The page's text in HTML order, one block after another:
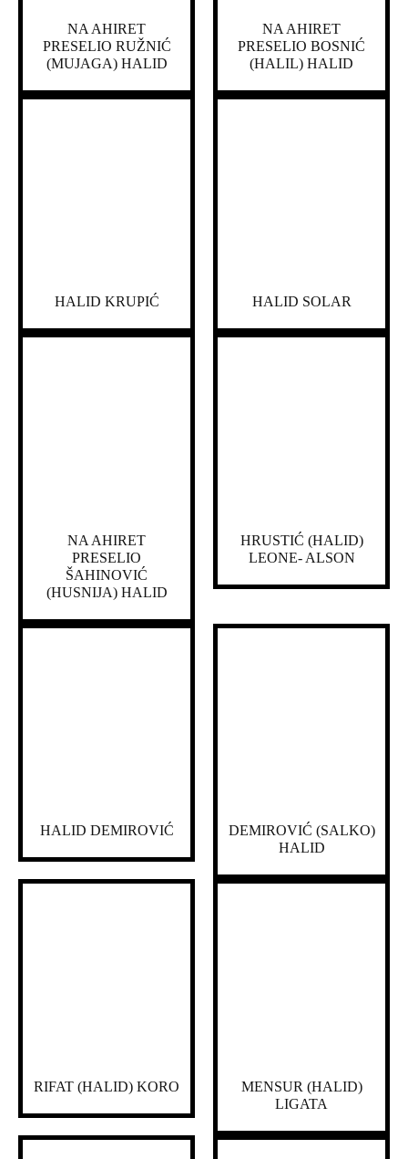
NA AHIRET
PRESELIO RUŽNIĆ
(MUJAGA) HALID
NA AHIRET
PRESELIO BOSNIĆ
(HALIL) HALID
HALID KRUPIĆ HALID SOLAR
NA AHIRET
PRESELIO
ŠAHINOVIĆ
(HUSNIJA) HALID
HRUSTIĆ (HALID)
LEONE- ALSON
HALID DEMIROVIĆ
DEMIROVIĆ (SALKO)
HALID
RIFAT (HALID) KORO
MENSUR (HALID)
LIGATA